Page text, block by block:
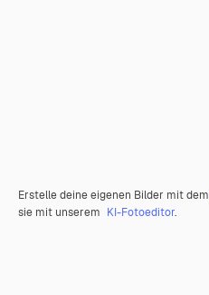
Erstelle deine eigenen Bilder mit dem
sie mit unserem KI-Fotoeditor.